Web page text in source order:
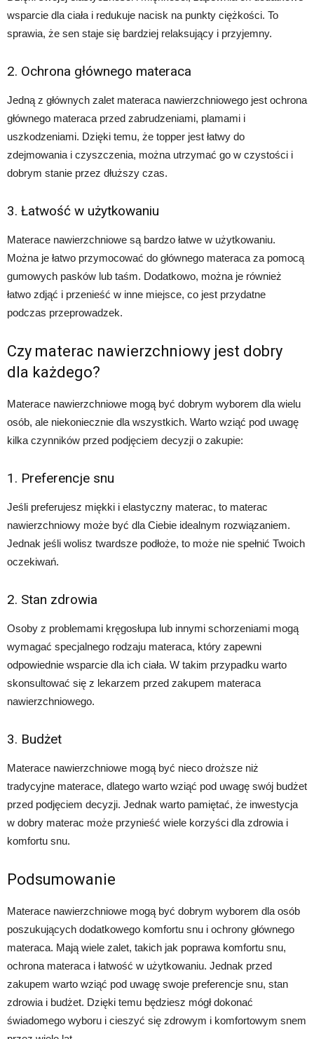
wsparcie dla ciała i redukuje nacisk na punkty ciężkości. To
sprawia, że sen staje się bardziej relaksujący i przyjemny.
2. Ochrona głównego materaca
Jedną z głównych zalet materaca nawierzchniowego jest ochrona
głównego materaca przed zabrudzeniami, plamami i
uszkodzeniami. Dzięki temu, że topper jest łatwy do
zdejmowania i czyszczenia, można utrzymać go w czystości i
dobrym stanie przez dłuższy czas.
3. Łatwość w użytkowaniu
Materace nawierzchniowe są bardzo łatwe w użytkowaniu.
Można je łatwo przymocować do głównego materaca za pomocą
gumowych pasków lub taśm. Dodatkowo, można je również
łatwo zdjąć i przenieść w inne miejsce, co jest przydatne
podczas przeprowadzek.
Czy materac nawierzchniowy jest dobry
dla każdego?
Materace nawierzchniowe mogą być dobrym wyborem dla wielu
osób, ale niekoniecznie dla wszystkich. Warto wziąć pod uwagę
kilka czynników przed podjęciem decyzji o zakupie:
1. Preferencje snu
Jeśli preferujesz miękki i elastyczny materac, to materac
nawierzchniowy może być dla Ciebie idealnym rozwiązaniem.
Jednak jeśli wolisz twardsze podłoże, to może nie spełnić Twoich
oczekiwań.
2. Stan zdrowia
Osoby z problemami kręgosłupa lub innymi schorzeniami mogą
wymagać specjalnego rodzaju materaca, który zapewni
odpowiednie wsparcie dla ich ciała. W takim przypadku warto
skonsultować się z lekarzem przed zakupem materaca
nawierzchniowego.
3. Budżet
Materace nawierzchniowe mogą być nieco droższe niż
tradycyjne materace, dlatego warto wziąć pod uwagę swój budżet
przed podjęciem decyzji. Jednak warto pamiętać, że inwestycja
w dobry materac może przynieść wiele korzyści dla zdrowia i
komfortu snu.
Podsumowanie
Materace nawierzchniowe mogą być dobrym wyborem dla osób
poszukujących dodatkowego komfortu snu i ochrony głównego
materaca. Mają wiele zalet, takich jak poprawa komfortu snu,
ochrona materaca i łatwość w użytkowaniu. Jednak przed
zakupem warto wziąć pod uwagę swoje preferencje snu, stan
zdrowia i budżet. Dzięki temu będziesz mógł dokonać
świadomego wyboru i cieszyć się zdrowym i komfortowym snem